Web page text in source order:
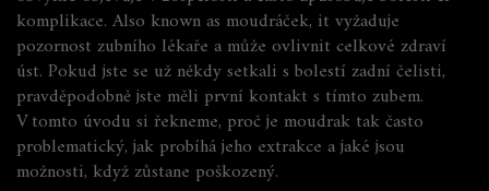
komplikace. Also known as moudráček, it vyžaduje
pozornost zubního lékaře a může ovlivnit celkové zdraví
úst. Pokud jste se už někdy setkali s bolestí zadní čelisti,
pravděpodobně jste měli první kontakt s tímto zubem.
V tomto úvodu si řekneme, proč je moudrak tak často
problematický, jak probíhá jeho extrakce a jaké jsou
možnosti, když zůstane poškozený.